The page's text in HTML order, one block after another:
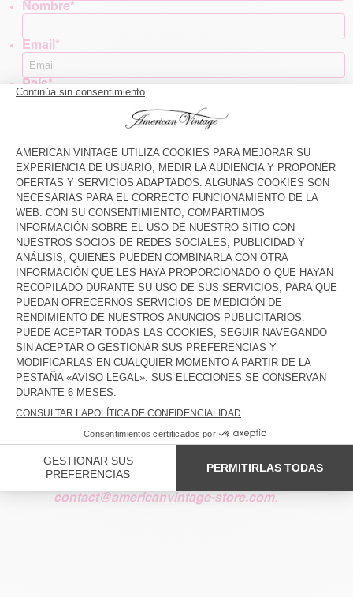
Nombre*
Email *
País*
Me gustaría recibir noticias y ofertas comerciales
de American Vintage por:
E-mail
Téléphone / Sms
Declaro que he leído la política de privacidad y las
condiciones generales de uso del sitio web de
American Vintage y que soy mayor de 16 años.
Enviar
* campos obligatorios
Puede darse de baja en todo momento
haciendo clic en el enlace de baja que
Conforme con la legislación francesa sobre
la informática y las libertades del 6 de enero
de 1978, dispones de un derecho de
acceso a tus datos personales que puedes
contact@americanvintage-store.com.